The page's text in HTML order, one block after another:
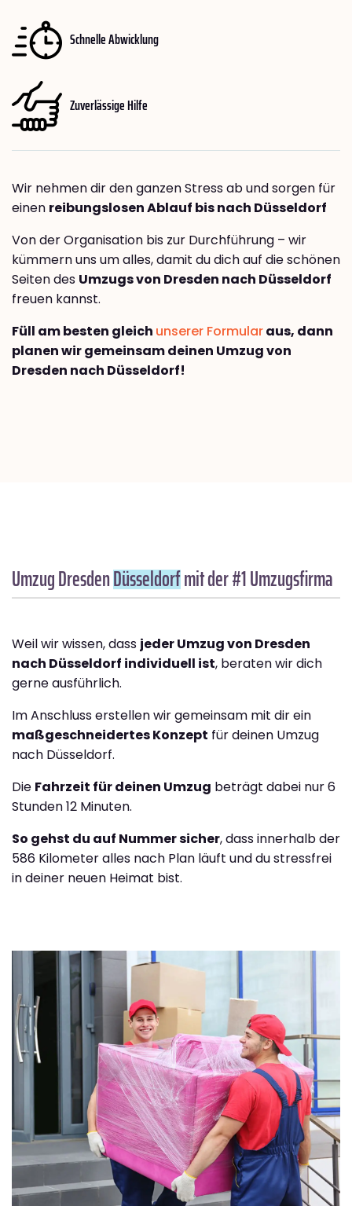
Schnelle Abwicklung
Zuverlässige Hilfe
Wir nehmen dir den ganzen Stress ab und sorgen für
einen reibungslosen Ablauf bis nach Düsseldorf
Von der Organisation bis zur Durchführung – wir
kümmern uns um alles, damit du dich auf die schönen
Seiten des Umzugs von Dresden nach Düsseldorf
freuen kannst.
Füll am besten gleich unserer Formularaus, dann
planen wir gemeinsam deinen Umzug von
Dresden nach Düsseldorf!
Umzug DresdenDüsseldorfmit der #1 Umzugsfirma
Weil wir wissen, dass jeder Umzug von Dresden
nach Düsseldorf individuell ist, beraten wir dich
gerne ausführlich.
Im Anschluss erstellen wir gemeinsam mit dir ein
maßgeschneidertes Konzept für deinen Umzug
nach Düsseldorf.
Die Fahrzeit für deinen Umzug beträgt dabei nur 6
Stunden 12 Minuten.
So gehst du auf Nummer sicher, dass innerhalb der
586 Kilometer alles nach Plan läuft und du stressfrei
in deiner neuen Heimat bist.